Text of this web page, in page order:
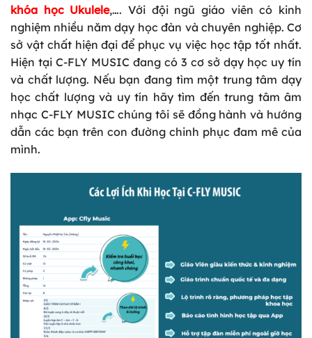
khóa học Ukulele,…. Với đội ngũ giáo viên có kinh
nghiệm nhiều năm dạy học đàn và chuyên nghiệp. Cơ
sở vật chất hiện đại để phục vụ việc học tập tốt nhất.
Hiện tại C-FLY MUSIC đang có 3 cơ sở dạy học uy tín
và chất lượng. Nếu bạn đang tìm một trung tâm dạy
học chất lượng và uy tín hãy tìm đến trung tâm âm
nhạc C-FLY MUSIC chúng tôi sẽ đồng hành và hướng
dẫn các bạn trên con đường chinh phục đam mê của
mình.